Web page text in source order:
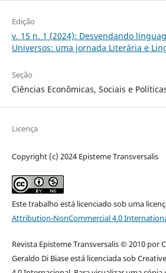
Edição
v. 15 n. 1 (2024): Desvendando
Universos: uma jornada Literária e
Seção
Ciências Econômicas, Sociais e
Licença
Copyright (c) 2024 Episteme Transversalis
Este trabalho está licenciado sob uma
Attribution-NonCommercial 4.0
Revista Episteme Transversalis © 2010 por
Geraldo Di Biase está licenciada sob